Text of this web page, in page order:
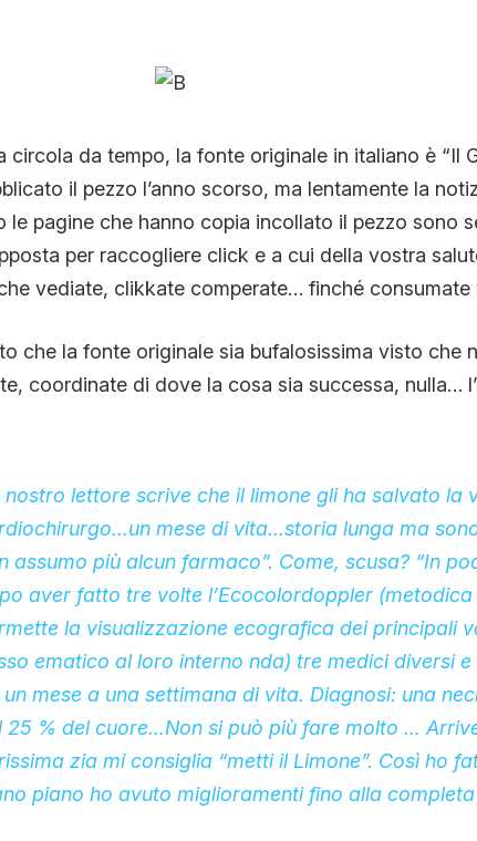
circola da tempo, la fonte originale in italiano è “Il
il pezzo l’anno scorso, ma lentamente la
le pagine che hanno copia incollato il pezzo sono
per raccogliere click e a cui della vostra
vediate, clikkate comperate… finché consumate
che la fonte originale sia bufalosissima visto che
coordinate di dove la cosa sia successa, nulla…
nostro lettore scrive che il limone gli ha salvato la
mese di vita…storia lunga ma
assumo più alcun farmaco”. Come, scusa? “In
aver fatto tre volte l’Ecocolordoppler
la visualizzazione ecografica dei principali
ematico al loro interno nda) tre medici diversi
mese a una settimana di vita. Diagnosi: una
25 % del cuore…Non si può più fare molto …
zia mi consiglia “metti il Limone”. Così ho
piano ho avuto miglioramenti fino alla